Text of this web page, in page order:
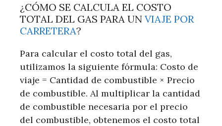
¿CÓMO SE CALCULA EL COSTO
TOTAL DEL GAS PARA UN VIAJE POR
CARRETERA?
Para calcular el costo total del gas,
utilizamos la siguiente fórmula: Costo de
viaje = Cantidad de combustible × Precio
de combustible. Al multiplicar la cantidad
de combustible necesaria por el precio
del combustible, obtenemos el costo total